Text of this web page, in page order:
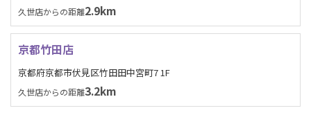
久世店からの距離2.9km
京都竹田店
京都府京都市伏見区竹田田中宮町7 1F
久世店からの距離3.2km